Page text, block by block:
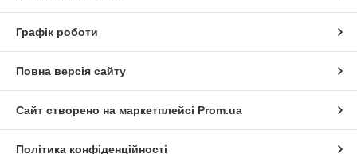
Графік роботи
Повна версія сайту
Сайт створено на маркетплейсі Prom.ua
Політика конфіденційності